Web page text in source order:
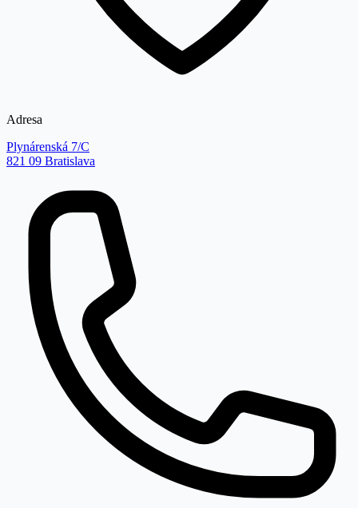
Adresa
Plynárenská 7/C
821 09 Bratislava